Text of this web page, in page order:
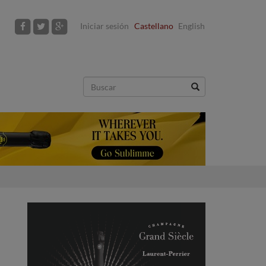
Iniciar sesión Castellano English